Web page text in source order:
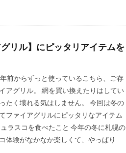
リル】にピッタリアイテムを
前からずっと使っているこちら、ご存
アグリル。 網を買い換えたりはしてい
たく壊れる気はしません。 今回は冬の
ファイアグリルにピッタリなアイテム
ラスコを食べたこと 今年の冬に札幌の
体験がなかなか楽しくて、やっぱり